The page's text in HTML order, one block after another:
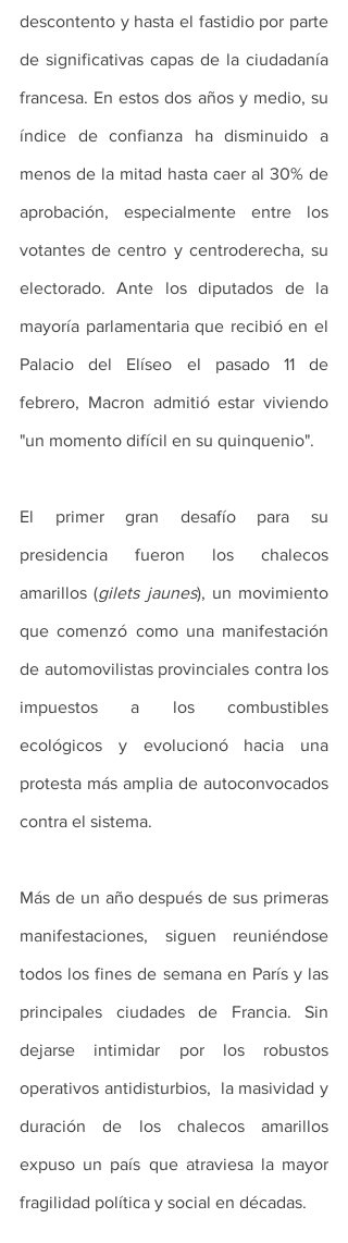
descontento y hasta el fastidio por parte
de significativas capas de la ciudadanía
francesa. En estos dos años y medio, su
índice de confianza ha disminuido a
menos de la mitad hasta caer al 30% de
aprobación, especialmente entre los
votantes de centro y centroderecha, su
electorado. Ante los diputados de la
mayoría parlamentaria que recibió en el
Palacio del Elíseo el pasado 11 de
febrero, Macron admitió estar viviendo
"un momento difícil en su quinquenio".
El primer gran desafío para su
presidencia fueron los chalecos
amarillos (gilets jaunes), un movimiento
que comenzó como una manifestación
de automovilistas provinciales contra los
impuestos a los combustibles
ecológicos y evolucionó hacia una
protesta más amplia de autoconvocados
contra el sistema.
Más de un año después de sus primeras
manifestaciones, siguen reuniéndose
todos los fines de semana en París y las
principales ciudades de Francia. Sin
dejarse intimidar por los robustos
operativos antidisturbios,  la masividad y
duración de los chalecos amarillos
expuso un país que atraviesa la mayor
fragilidad política y social en décadas.